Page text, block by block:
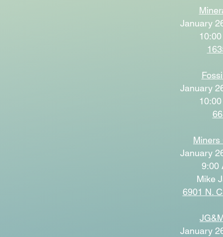
January
January
Miners
January
9:00
Mike
6901 N.
January